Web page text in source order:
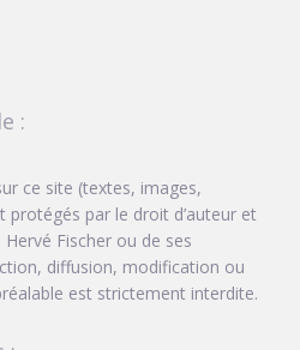
:
ce site (textes, images,
par le droit d’auteur et
Fischer ou de ses
diffusion, modification ou
est strictement interdite.